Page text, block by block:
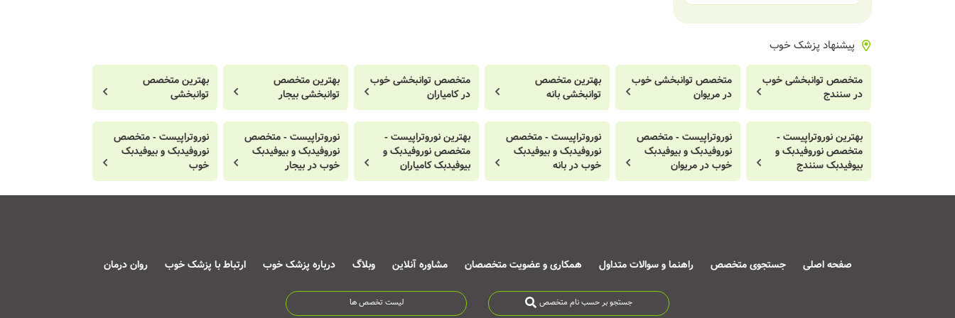
پیشنهاد پزشک خوب
متخصص توانبخشی خوب
در سنندج
متخصص توانبخشی خوب
در مریوان
بهترین متخصص
توانبخشی بانه
متخصص توانبخشی خوب
در کامیاران
بهترین متخصص
توانبخشی بیجار
بهترین متخصص
توانبخشی
بهترین نوروتراپیست -
متخصص نوروفیدبک و
بیوفیدبک سنندج
نوروتراپیست - متخصص
نوروفیدبک و بیوفیدبک
خوب در مریوان
نوروتراپیست - متخصص
نوروفیدبک و بیوفیدبک
خوب در بانه
بهترین نوروتراپیست -
متخصص نوروفیدبک و
بیوفیدبک کامیاران
نوروتراپیست - متخصص
نوروفیدبک و بیوفیدبک
خوب در بیجار
نوروتراپیست - متخصص
نوروفیدبک و بیوفیدبک
خوب
صفحه اصلی جستجوی متخصص راهنما و سوالات متداول همکاری و عضویت متخصصان مشاوره آنلاین وبلاگ درباره پزشک خوب ارتباط با پزشک خوب روان درمان
جستجو بر حسب نام متخصص لیست تخصص ها